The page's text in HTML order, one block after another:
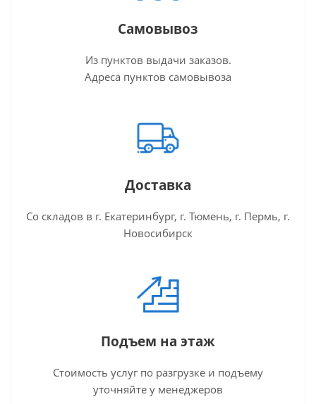
Самовывоз
Из пунктов выдачи заказов.
Адреса пунктов самовывоза
Доставка
Со складов в г. Екатеринбург, г. Тюмень, г. Пермь, г.
Новосибирск
Подъем на этаж
Стоимость услуг по разгрузке и подъему
уточняйте у менеджеров